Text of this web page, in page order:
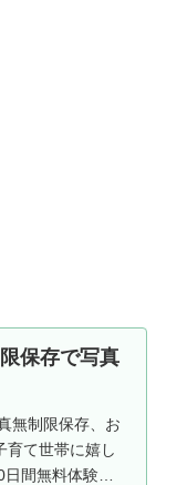
保存で写真
無制限保存、お
育て世帯に嬉し
間無料体験実